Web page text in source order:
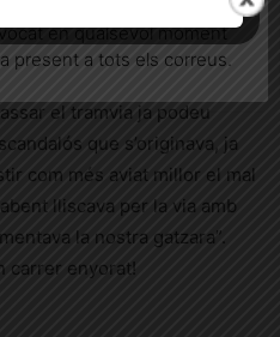
Com fèiem enutjar els
Joan! Omplíem un bon tram
el tramvia ja podeu
que s’originava, ja
com més aviat millor el mal
lliscava per la via amb
la nostra gatzara”.
carrer enyorat!
en qualsevol moment
present a tots els correus.